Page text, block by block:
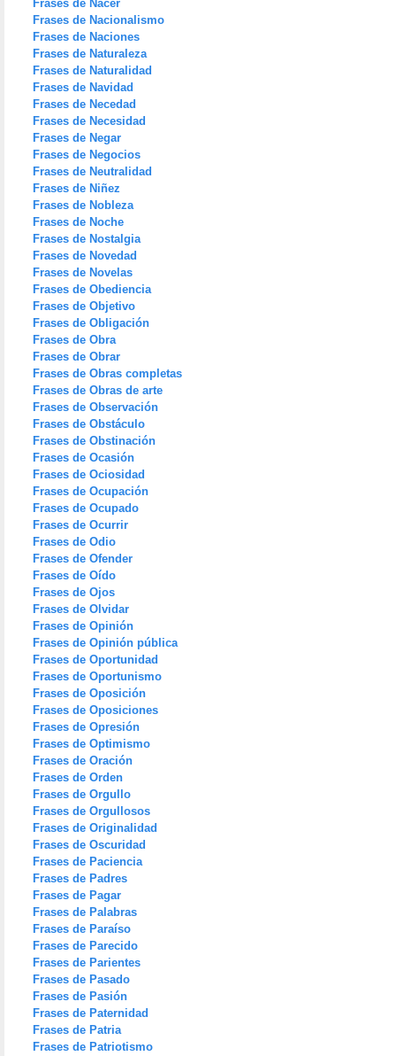
Frases de Nacer
Frases de Nacionalismo
Frases de Naciones
Frases de Naturaleza
Frases de Naturalidad
Frases de Navidad
Frases de Necedad
Frases de Necesidad
Frases de Negar
Frases de Negocios
Frases de Neutralidad
Frases de Niñez
Frases de Nobleza
Frases de Noche
Frases de Nostalgia
Frases de Novedad
Frases de Novelas
Frases de Obediencia
Frases de Objetivo
Frases de Obligación
Frases de Obra
Frases de Obrar
Frases de Obras completas
Frases de Obras de arte
Frases de Observación
Frases de Obstáculo
Frases de Obstinación
Frases de Ocasión
Frases de Ociosidad
Frases de Ocupación
Frases de Ocupado
Frases de Ocurrir
Frases de Odio
Frases de Ofender
Frases de Oído
Frases de Ojos
Frases de Olvidar
Frases de Opinión
Frases de Opinión pública
Frases de Oportunidad
Frases de Oportunismo
Frases de Oposición
Frases de Oposiciones
Frases de Opresión
Frases de Optimismo
Frases de Oración
Frases de Orden
Frases de Orgullo
Frases de Orgullosos
Frases de Originalidad
Frases de Oscuridad
Frases de Paciencia
Frases de Padres
Frases de Pagar
Frases de Palabras
Frases de Paraíso
Frases de Parecido
Frases de Parientes
Frases de Pasado
Frases de Pasión
Frases de Paternidad
Frases de Patria
Frases de Patriotismo